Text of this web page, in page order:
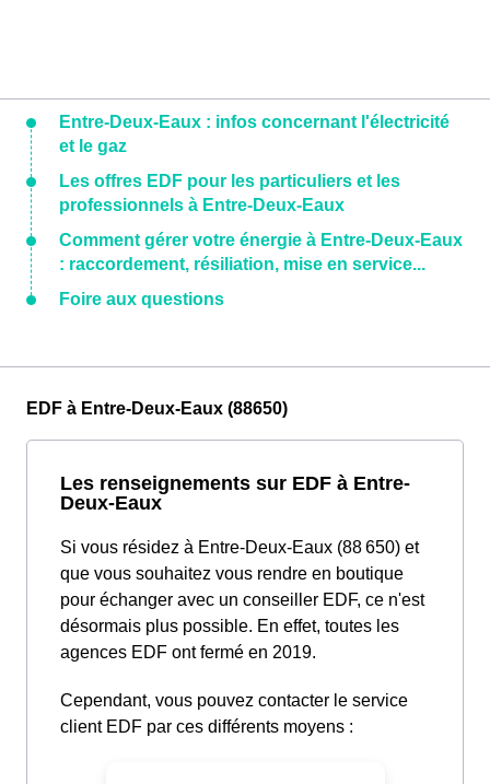
Entre-Deux-Eaux : infos concernant l'électricité
et le gaz
Les offres EDF pour les particuliers et les
professionnels à Entre-Deux-Eaux
Comment gérer votre énergie à Entre-Deux-Eaux
: raccordement, résiliation, mise en service...
Foire aux questions
EDF à Entre-Deux-Eaux (88650)
Les renseignements sur EDF à Entre-
Deux-Eaux
Si vous résidez à Entre-Deux-Eaux (88 650) et
que vous souhaitez vous rendre en boutique
pour échanger avec un conseiller EDF, ce n'est
désormais plus possible. En effet, toutes les
agences EDF ont fermé en 2019.
Cependant, vous pouvez contacter le service
client EDF par ces différents moyens :